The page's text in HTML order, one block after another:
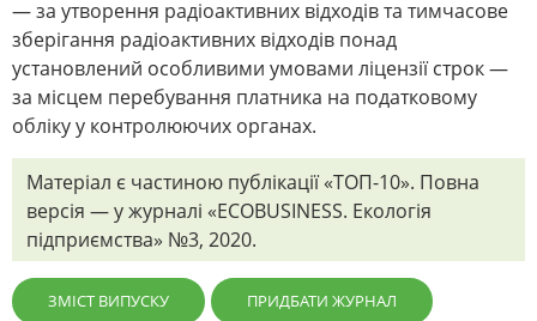
— за утворення радіоактивних відходів та тимчасове
зберігання радіоактивних відходів понад
установлений особливими умовами ліцензії строк —
за місцем перебування платника на податковому
обліку у контролюючих органах.
Матеріал є частиною публікації «ТОП-10». Повна
версія — у журналі «ECOBUSINESS. Екологія
підприємства» №3, 2020.
ЗМІСТ ВИПУСКУ ПРИДБАТИ ЖУРНАЛ